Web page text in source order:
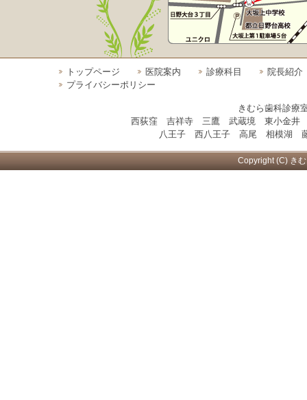
トップページ 医院案内 診療科目
院長紹介
プライバシーポリシー
きむら歯科診療
西荻窪 吉祥寺 三鷹 武蔵境 東小金
八王子 西八王子 高尾 相模湖
Copyright (C) き